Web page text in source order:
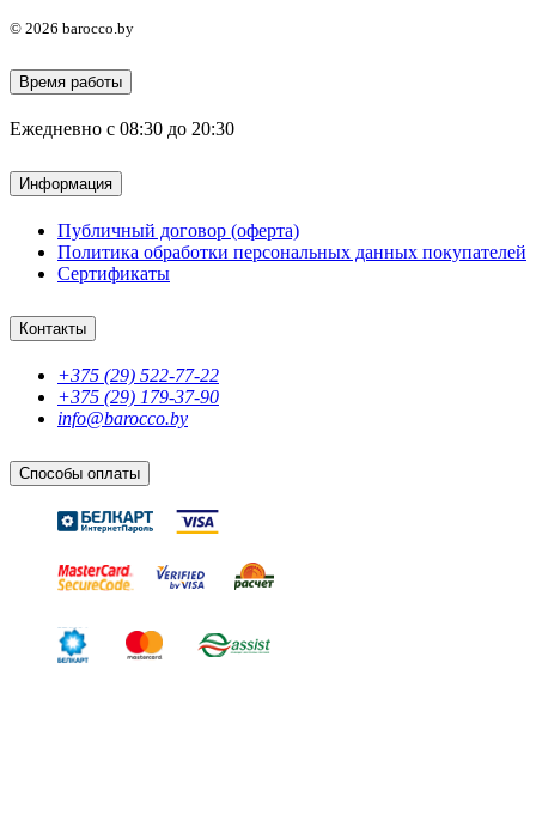
© 2026 barocco.by
Время работы
Ежедневно с 08:30 до 20:30
Информация
Публичный договор (оферта)
Политика обработки персональных данных покупателей
Сертификаты
Контакты
+375 (29) 522-77-22
+375 (29) 179-37-90
info@barocco.by
Способы оплаты